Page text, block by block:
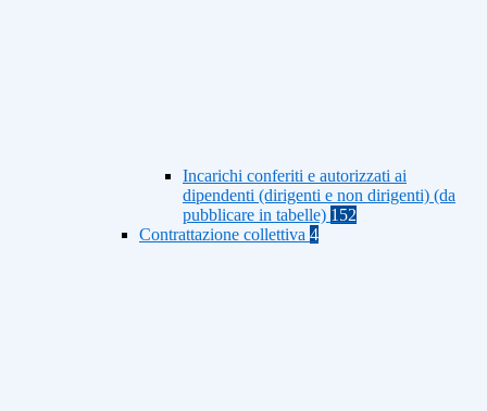
Incarichi conferiti e autorizzati ai
dipendenti (dirigenti e non dirigenti) (da
pubblicare in tabelle) 152
Contrattazione collettiva 4